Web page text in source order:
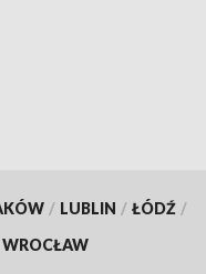
/ LUBLIN / ŁÓDŹ /
WROCŁAW